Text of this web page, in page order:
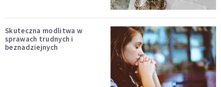
Skuteczna modlitwa w
sprawach trudnych i
beznadziejnych